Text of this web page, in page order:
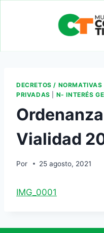
DECRETOS / NORMATIVAS
PRIVADAS
N- INTERÉS
Vialidad
Por 25 agosto, 2021
IMG_0001